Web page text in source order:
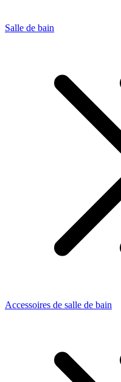
Salle de bain
Accessoires de salle de bain